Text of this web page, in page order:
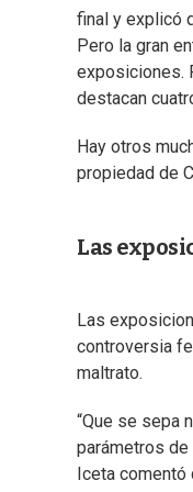
final y explicó
Pero la gran
exposiciones.
destacan
Hay otros
propiedad de
Las
Las
controversia
maltrato.
“Que se sepa
parámetros
Iceta